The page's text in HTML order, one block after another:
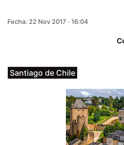
Fecha: 22 Nov 2017 · 16:04
Santiago de Chile